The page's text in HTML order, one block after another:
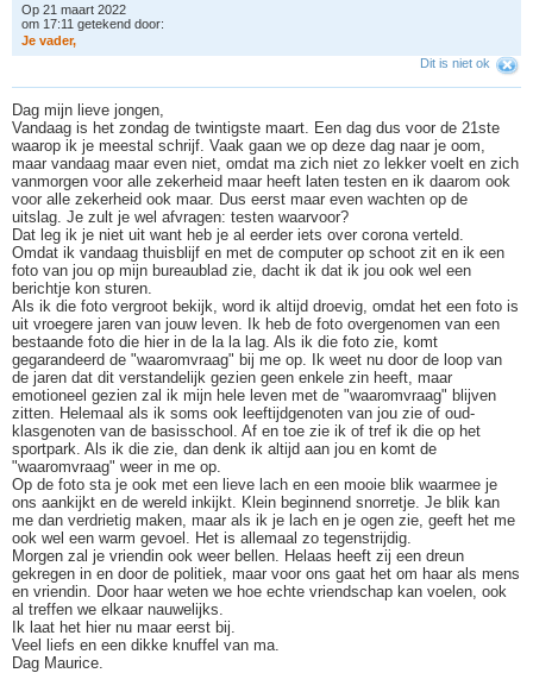
Op 21 maart 2022
om 17:11 getekend door:
Je vader,
Dit is niet ok
Dag mijn lieve jongen,
Vandaag is het zondag de twintigste maart. Een dag dus voor de 21ste
waarop ik je meestal schrijf. Vaak gaan we op deze dag naar je oom,
maar vandaag maar even niet, omdat ma zich niet zo lekker voelt en zich
vanmorgen voor alle zekerheid maar heeft laten testen en ik daarom ook
voor alle zekerheid ook maar. Dus eerst maar even wachten op de
uitslag. Je zult je wel afvragen: testen waarvoor?
Dat leg ik je niet uit want heb je al eerder iets over corona verteld.
Omdat ik vandaag thuisblijf en met de computer op schoot zit en ik een
foto van jou op mijn bureaublad zie, dacht ik dat ik jou ook wel een
berichtje kon sturen.
Als ik die foto vergroot bekijk, word ik altijd droevig, omdat het een foto is
uit vroegere jaren van jouw leven. Ik heb de foto overgenomen van een
bestaande foto die hier in de la la lag. Als ik die foto zie, komt
gegarandeerd de "waaromvraag" bij me op. Ik weet nu door de loop van
de jaren dat dit verstandelijk gezien geen enkele zin heeft, maar
emotioneel gezien zal ik mijn hele leven met de "waaromvraag" blijven
zitten. Helemaal als ik soms ook leeftijdgenoten van jou zie of oud-
klasgenoten van de basisschool. Af en toe zie ik of tref ik die op het
sportpark. Als ik die zie, dan denk ik altijd aan jou en komt de
"waaromvraag" weer in me op.
Op de foto sta je ook met een lieve lach en een mooie blik waarmee je
ons aankijkt en de wereld inkijkt. Klein beginnend snorretje. Je blik kan
me dan verdrietig maken, maar als ik je lach en je ogen zie, geeft het me
ook wel een warm gevoel. Het is allemaal zo tegenstrijdig.
Morgen zal je vriendin ook weer bellen. Helaas heeft zij een dreun
gekregen in en door de politiek, maar voor ons gaat het om haar als mens
en vriendin. Door haar weten we hoe echte vriendschap kan voelen, ook
al treffen we elkaar nauwelijks.
Ik laat het hier nu maar eerst bij.
Veel liefs en een dikke knuffel van ma.
Dag Maurice.